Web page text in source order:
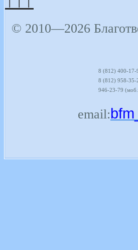
© 2010—2026
8 (812) 400-17-
8 (812) 958-35-
946-23-79
email: